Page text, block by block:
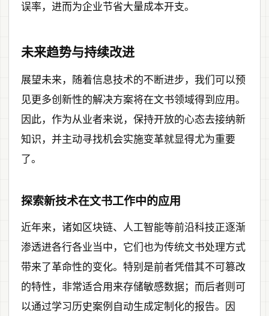
误率，进而为企业节省大量成本开支。
未来趋势与持续改进
展望未来，随着信息技术的不断进步，我们可以预
见更多创新性的解决方案将在文书领域得到应用。
因此，作为从业者来说，保持开放的心态去接纳新
知识，并主动寻找机会实施变革就显得尤为重要
了。
探索新技术在文书工作中的应用
近年来，诸如区块链、人工智能等前沿科技正逐渐
渗透进各行各业当中，它们也为传统文书处理方式
带来了革命性的变化。特别是前者凭借其不可篡改
的特性，非常适合用来存储敏感数据；而后者则可
以通过学习历史案例自动生成定制化的报告。因